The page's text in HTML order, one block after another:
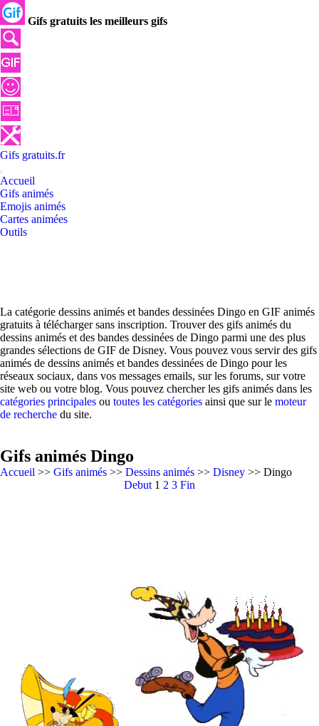
Gifs gratuits les meilleurs gifs
Gifs gratuits.fr
Accueil
Gifs animés
Emojis animés
Cartes animées
Outils
La catégorie dessins animés et bandes dessinées Dingo en GIF animés
gratuits à télécharger sans inscription. Trouver des gifs animés du
dessins animés et des bandes dessinées de Dingo parmi une des plus
grandes sélections de GIF de Disney. Vous pouvez vous servir des gifs
animés de dessins animés et bandes dessinées de Dingo pour les
réseaux sociaux, dans vos messages emails, sur les forums, sur votre
site web ou votre blog. Vous pouvez chercher les gifs animés dans les
catégories principales ou toutes les catégories ainsi que sur le moteur
de recherche du site.
Gifs animés Dingo
Accueil >> Gifs animés >> Dessins animés >> Disney >> Dingo
Debut 1 2 3 Fin